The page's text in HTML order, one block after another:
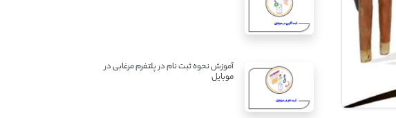
آموزش نحوه ثبت نام در پلتفرم مرغابی در
موبایل